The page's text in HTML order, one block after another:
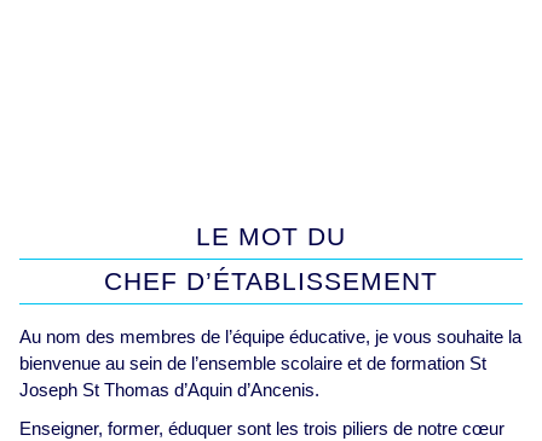
LE MOT DU
CHEF D’ÉTABLISSEMENT
Au nom des membres de l’équipe éducative, je vous souhaite la
bienvenue au sein de l’ensemble scolaire et de formation St
Joseph St Thomas d’Aquin d’Ancenis.
Enseigner, former, éduquer sont les trois piliers de notre cœur